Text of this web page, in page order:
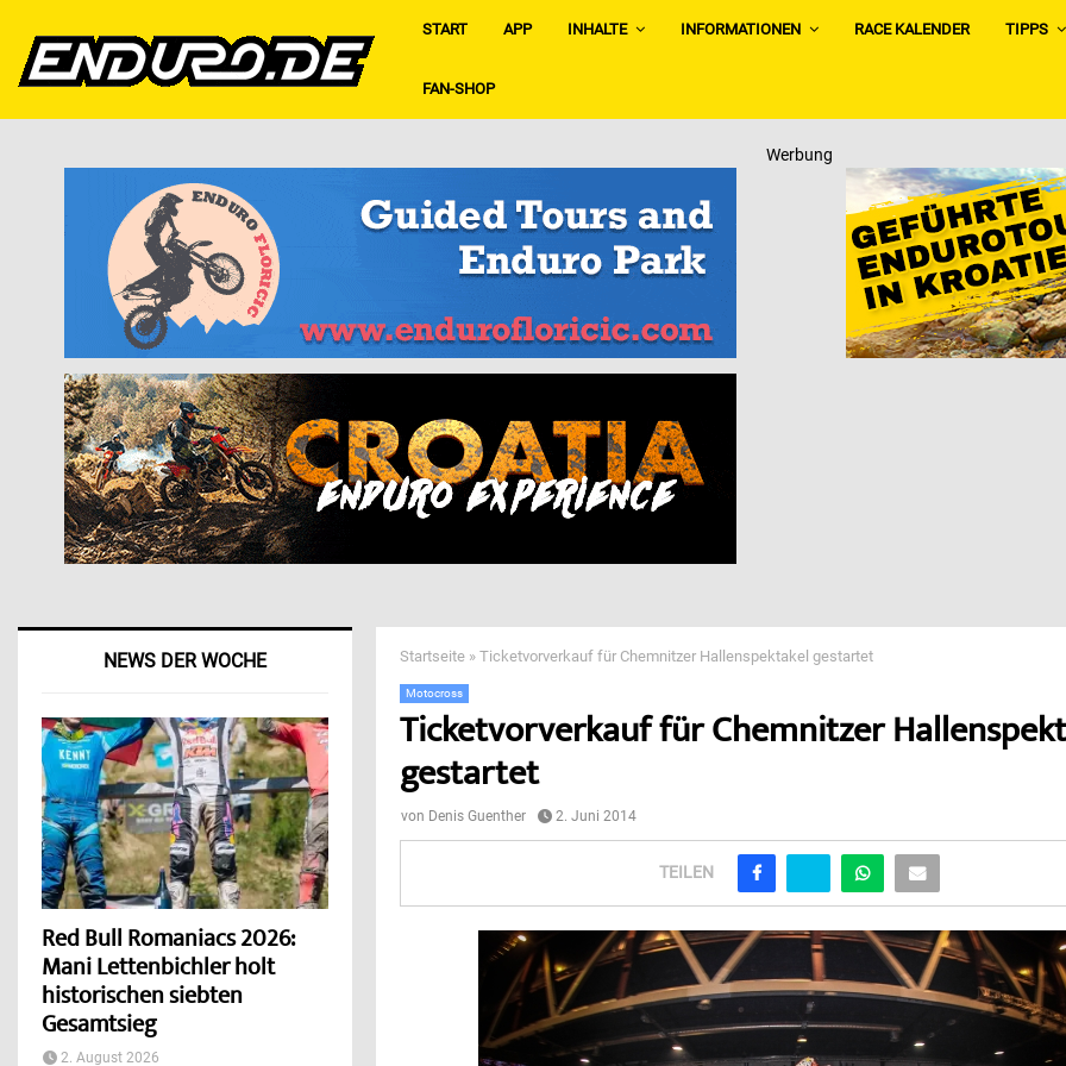
START APP INHALTE INFORMATIONEN RACE KALENDER TIPPS
FAN-SHOP
Werbung
Startseite »Ticketvorverkauf für Chemnitzer Hallenspektakel gestartet
Motocross
Ticketvorverkauf für Chemnitzer
gestartet
von Denis Guenther 2. Juni 2014
TEILEN
NEWS DER WOCHE
Red Bull Romaniacs 2026:
Mani Lettenbichler holt
historischen siebten
Gesamtsieg
2. August 2026